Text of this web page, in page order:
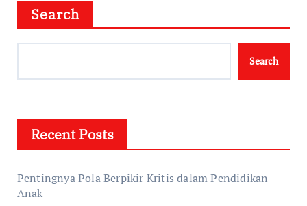
Search
Search
Recent Posts
Pentingnya Pola Berpikir Kritis dalam Pendidikan
Anak